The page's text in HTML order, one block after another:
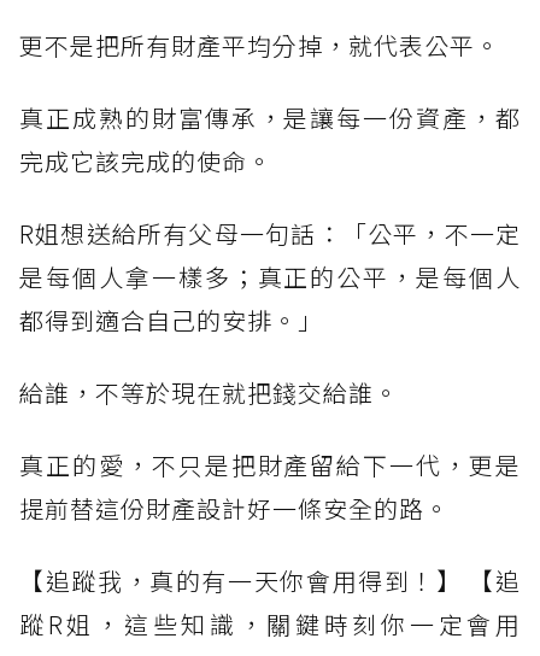
更不是把所有財產平均分掉，就代表公平。
真正成熟的財富傳承，是讓每一份資產，都
完成它該完成的使命。
R姐想送給所有父母一句話：「公平，不一定
是每個人拿一樣多；真正的公平，是每個人
都得到適合自己的安排。」
給誰，不等於現在就把錢交給誰。
真正的愛，不只是把財產留給下一代，更是
提前替這份財產設計好一條安全的路。
【追蹤我，真的有一天你會用得到！】 【追
蹤R姐，這些知識，關鍵時刻你一定會用